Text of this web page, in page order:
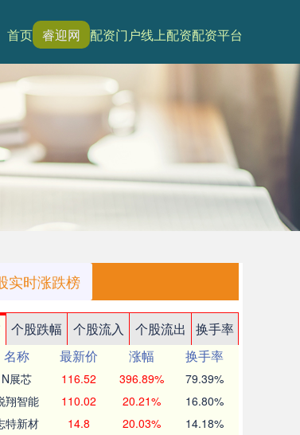
首页 睿迎网 配资门户线上配资配资平台
实时涨跌榜
个股跌幅 个股流入 个股流出
换手率
名称 最新价 涨幅
换手率
N展芯 116.52 396.89% 79.39%
翔智能 110.02 20.21% 16.80%
特新材 14.8 20.03% 14.18%